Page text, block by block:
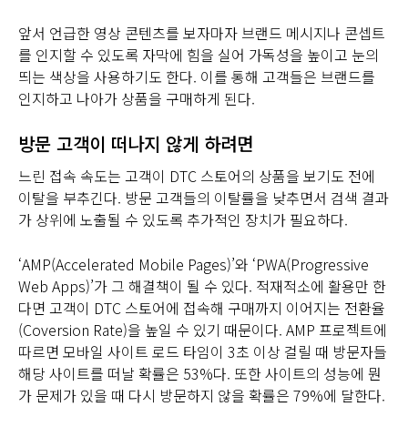
앞서 언급한 영상 콘텐츠를 보자마자 브랜드 메시지나 콘셉트
를 인지할 수 있도록 자막에 힘을 실어 가독성을 높이고 눈의
띄는 색상을 사용하기도 한다. 이를 통해 고객들은 브랜드를
인지하고 나아가 상품을 구매하게 된다.
방문 고객이 떠나지 않게 하려면
느린 접속 속도는 고객이 DTC 스토어의 상품을 보기도 전에
이탈을 부추긴다. 방문 고객들의 이탈률을 낮추면서 검색 결과
가 상위에 노출될 수 있도록 추가적인 장치가 필요하다.
‘AMP(Accelerated Mobile Pages)’와 ‘PWA(Progressive
Web Apps)’가 그 해결책이 될 수 있다. 적재적소에 활용만 한
다면 고객이 DTC 스토어에 접속해 구매까지 이어지는 전환율
(Coversion Rate)을 높일 수 있기 때문이다. AMP 프로젝트에
따르면 모바일 사이트 로드 타임이 3초 이상 걸릴 때 방문자들
해당 사이트를 떠날 확률은 53%다. 또한 사이트의 성능에 뭔
가 문제가 있을 때 다시 방문하지 않을 확률은 79%에 달한다.